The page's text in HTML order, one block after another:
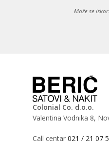
Može se
Colonial Co. d.o.o.
Valentina Vodnika 8,
Call centar021 / 21 07